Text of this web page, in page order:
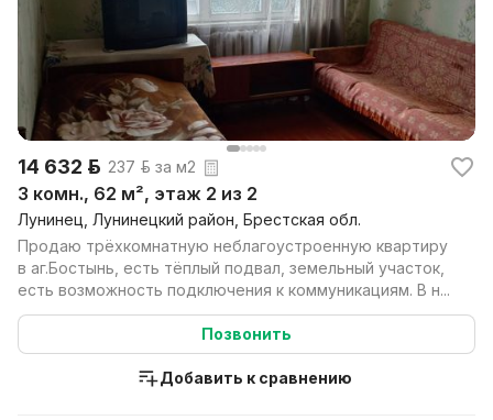
14 632 р. 237 р. за м2
3 комн., 62 м², этаж 2 из 2
Лунинец, Лунинецкий район, Брестская обл.
Продаю трёхкомнатную неблагоустроенную квартиру
в аг.Бостынь, есть тёплый подвал, земельный участок,
есть возможность подключения к коммуникациям. В н...
Позвонить
Добавить к сравнению